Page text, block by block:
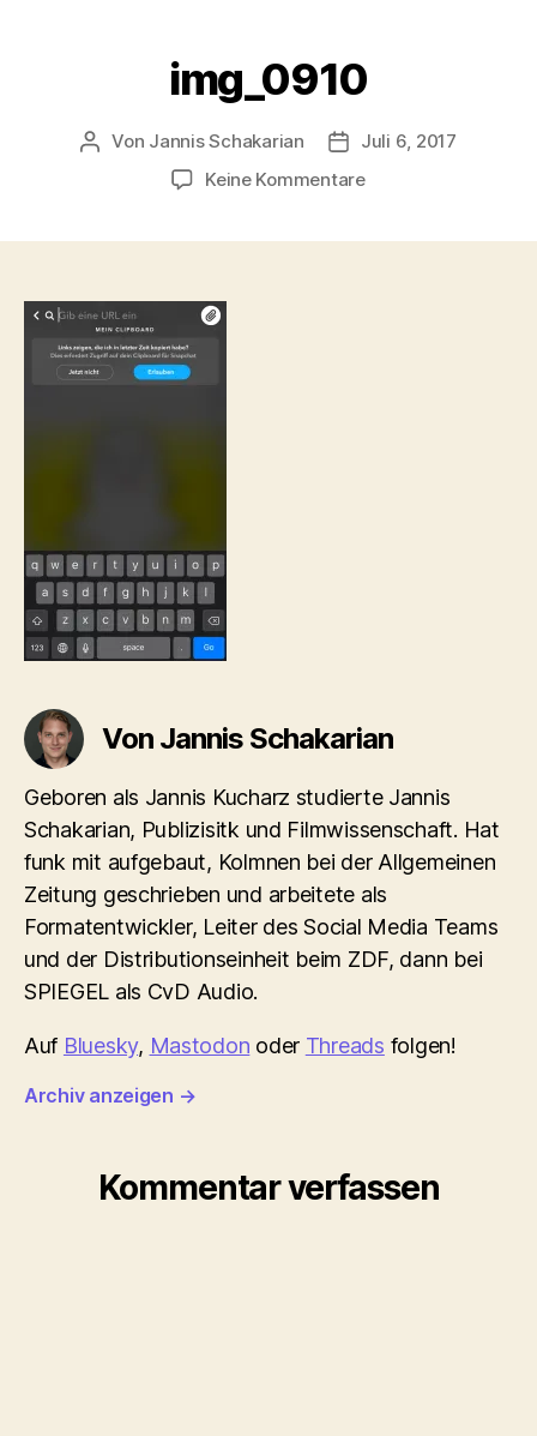
img_0910
Beitragsautor
Von Jannis Schakarian
Juli 6, 2017
Keine Kommentarezu
Von Jannis Schakarian
Geboren als Jannis Kucharz studierte Jannis
Schakarian, Publizisitk und Filmwissenschaft. Hat
funk mit aufgebaut, Kolmnen bei der Allgemeinen
Zeitung geschrieben und arbeitete als
Formatentwickler, Leiter des Social Media Teams
und der Distributionseinheit beim ZDF, dann bei
SPIEGEL als CvD Audio.
Auf Bluesky, Mastodon oder Threads folgen!
Archiv anzeigen →
Kommentar verfassen